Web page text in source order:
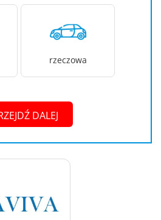
rzeczowa
DALEJ